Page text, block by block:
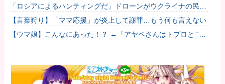
「ロシアによるハンティングだ」ドローンがウクライナの民間
人を追い回して爆発…ゼレンスキー氏が非難！
【言葉狩り】「ママ応援」が炎上して謝罪…もう何も言えない
【ウマ娘】こんなにあった！？ ←「アヤベさんはトプロと “1”